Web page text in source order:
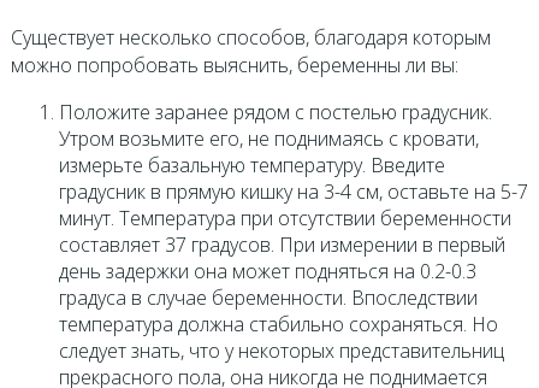
Существует несколько способов, благодаря которым
можно попробовать выяснить, беременны ли вы:
Положите заранее рядом с постелью градусник.
Утром возьмите его, не поднимаясь с кровати,
измерьте базальную температуру. Введите
градусник в прямую кишку на 3-4 см, оставьте на 5-7
минут. Температура при отсутствии беременности
составляет 37 градусов. При измерении в первый
день задержки она может подняться на 0.2-0.3
градуса в случае беременности. Впоследствии
температура должна стабильно сохраняться. Но
следует знать, что у некоторых представительниц
прекрасного пола, она никогда не поднимается